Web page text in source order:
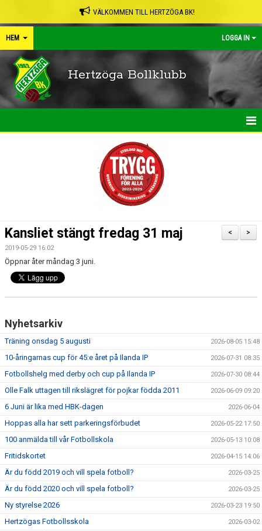
VÄLKOMMEN TILL HERTZÖGA BK!
HEM LOGGA IN
Hertzöga Bollklubb
SHOP
FRISPARKEN
BLI MEDLEM
MATCHER
KONTAKTER & LAG
FÖRENINGSDOKUMENT_GAMLA
SPONSORER
FÖRENINGSDOKUMENT
>
<
Kansliet stängt fredag 31 maj
2019-05-29 16:02
Öppnar åter måndag 3 juni.
Nyhetsarkiv
Träning onsdag 5 augusti 2026-08-05 15:48
10-åringarnas cup för 45:e året på Ilanda IP 2026-07-31 08:35
Fotbollshelg med derby och cup på Ilanda IP 2026-07-30 08:44
Olle Falk uttagen till rikslägret för pojkar födda 2011 2026-06-09 09:20
6 Juni är lika med HBK-dagen 2026-06-04
Hoppas alla har sett parkeringsförbudet 2026-05-22 17:50
100 anmälda till vår Fotbollskola 2026-05-13 10:08
Fritidskortet 2026-04-15 14:06
Är du född 2019 och vill spela fotboll? 2026-03-25
Är du född 2020 och vill spela fotboll? 2026-03-25
Ny styrelse 2026 2026-03-23 19:50
Hertzögas Fotbollsskola 2026-03-02